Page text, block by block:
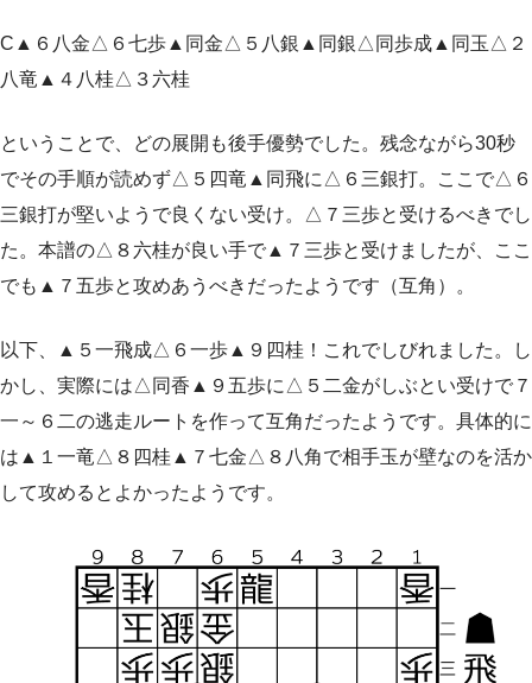
C▲６八金△６七歩▲同金△５八銀▲同銀△同歩成▲同玉△２
八竜▲４八桂△３六桂
ということで、どの展開も後手優勢でした。残念ながら30秒
でその手順が読めず△５四竜▲同飛に△６三銀打。ここで△６
三銀打が堅いようで良くない受け。△７三歩と受けるべきでし
た。本譜の△８六桂が良い手で▲７三歩と受けましたが、ここ
でも▲７五歩と攻めあうべきだったようです（互角）。
以下、▲５一飛成△６一歩▲９四桂！これでしびれました。し
かし、実際には△同香▲９五歩に△５二金がしぶとい受けで７
一～６二の逃走ルートを作って互角だったようです。具体的に
は▲１一竜△８四桂▲７七金△８八角で相手玉が壁なのを活か
して攻めるとよかったようです。